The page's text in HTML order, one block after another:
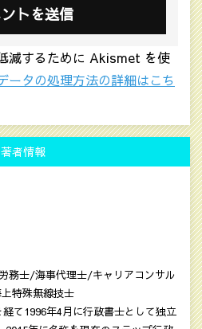
減するために Akismet を使
ータの処理方法の詳細はこち
著者情報
務士/海事代理士/キャリアコンサル
特殊無線技士
て1996年4月に行政書士として独立